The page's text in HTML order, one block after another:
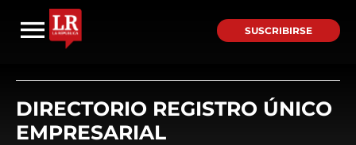
SUSCRIBIRSE
DIRECTORIO REGISTRO ÚNICO
EMPRESARIAL